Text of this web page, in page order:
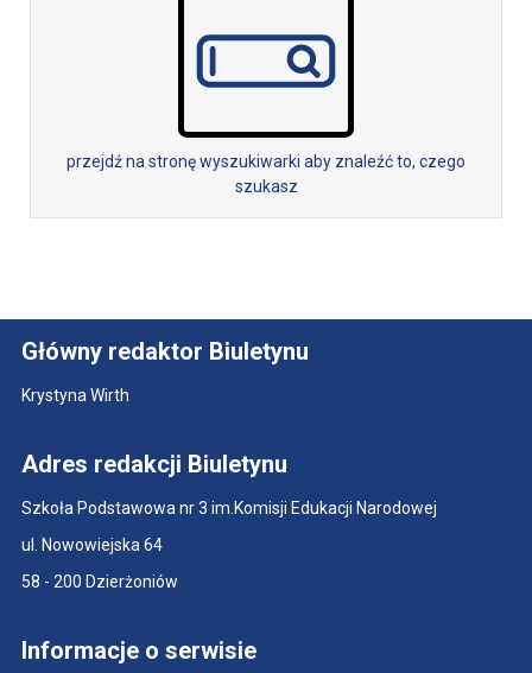
przejdź na stronę wyszukiwarki aby znaleźć to, czego
szukasz
Główny redaktor Biuletynu
Krystyna Wirth
Adres redakcji Biuletynu
Szkoła Podstawowa nr 3 im.Komisji Edukacji Narodowej
ul. Nowowiejska 64
58 - 200 Dzierżoniów
Informacje o serwisie